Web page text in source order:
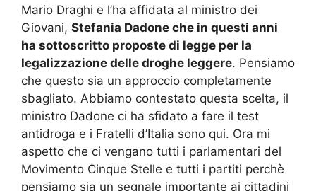
Mario Draghi e l’ha affidata al ministro dei
Giovani, Stefania Dadone che in questi anni
ha sottoscritto proposte di legge per la
legalizzazione delle droghe leggere. Pensiamo
che questo sia un approccio completamente
sbagliato. Abbiamo contestato questa scelta, il
ministro Dadone ci ha sfidato a fare il test
antidroga e i Fratelli d’Italia sono qui. Ora mi
aspetto che ci vengano tutti i parlamentari del
Movimento Cinque Stelle e tutti i partiti perchè
pensiamo sia un segnale importante ai cittadini